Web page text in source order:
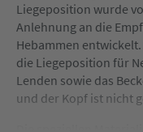
Liegeposition wurde
Anlehnung an die
Hebammen
die Liegeposition für
Lenden sowie das
und der Kopf ist nicht